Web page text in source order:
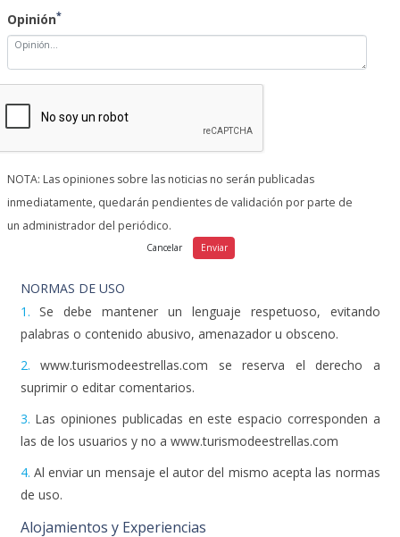
Opinión*
NOTA: Las opiniones sobre las noticias no serán publicadas
inmediatamente, quedarán pendientes de validación por parte de
un administrador del periódico.
NORMAS DE USO
1. Se debe mantener un lenguaje respetuoso, evitando
palabras o contenido abusivo, amenazador u obsceno.
2. www.turismodeestrellas.com se reserva el derecho a
suprimir o editar comentarios.
3. Las opiniones publicadas en este espacio corresponden a
las de los usuarios y no a www.turismodeestrellas.com
4. Al enviar un mensaje el autor del mismo acepta las normas
de uso.
Alojamientos y Experiencias